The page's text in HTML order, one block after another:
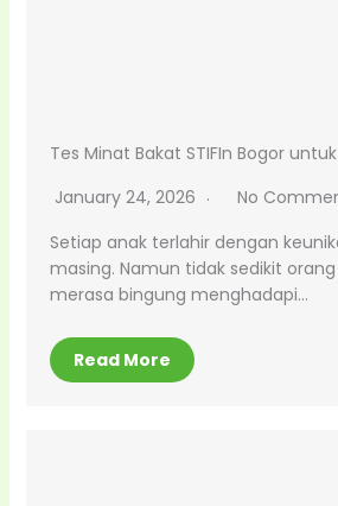
Tes Minat Bakat STIFIn Bogor
January 24, 2026
No
Setiap anak terlahir dengan
masing. Namun tidak sedikit
merasa bingung menghadapi…
Read More